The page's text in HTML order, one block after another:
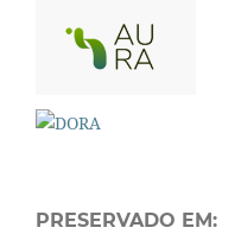
PRESERVADO EM: